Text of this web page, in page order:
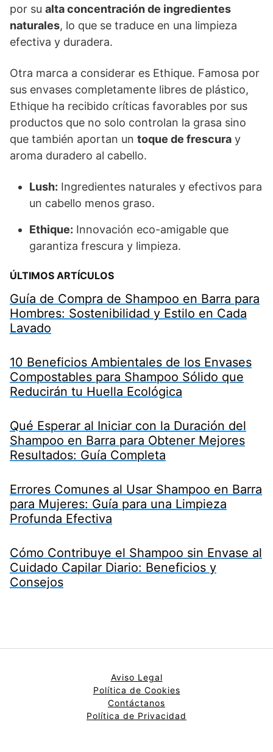
por su alta concentración de ingredientes
naturales, lo que se traduce en una limpieza
efectiva y duradera.
Otra marca a considerar es Ethique. Famosa por
sus envases completamente libres de plástico,
Ethique ha recibido críticas favorables por sus
productos que no solo controlan la grasa sino
que también aportan un toque de frescura y
aroma duradero al cabello.
Lush: Ingredientes naturales y efectivos para
un cabello menos graso.
Ethique: Innovación eco-amigable que
garantiza frescura y limpieza.
ÚLTIMOS ARTÍCULOS
Guía de Compra de Shampoo en Barra para
Hombres: Sostenibilidad y Estilo en Cada
Lavado
10 Beneficios Ambientales de los Envases
Compostables para Shampoo Sólido que
Reducirán tu Huella Ecológica
Qué Esperar al Iniciar con la Duración del
Shampoo en Barra para Obtener Mejores
Resultados: Guía Completa
Errores Comunes al Usar Shampoo en Barra
para Mujeres: Guía para una Limpieza
Profunda Efectiva
Cómo Contribuye el Shampoo sin Envase al
Cuidado Capilar Diario: Beneficios y
Consejos
Aviso Legal
Política de Cookies
Contáctanos
Política de Privacidad